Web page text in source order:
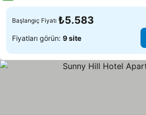
Başlangıç Fiyatı ₺5.583
Fiyatları görün: 9 site